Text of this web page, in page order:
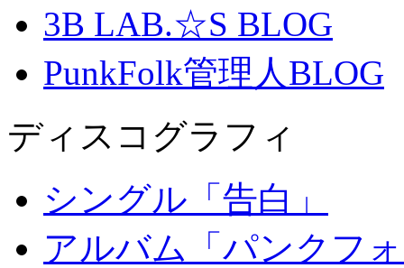
3B LAB.☆S BLOG
PunkFolk管理人BLOG
ディスコグラフィ
シングル「告白」
アルバム「パンクフ